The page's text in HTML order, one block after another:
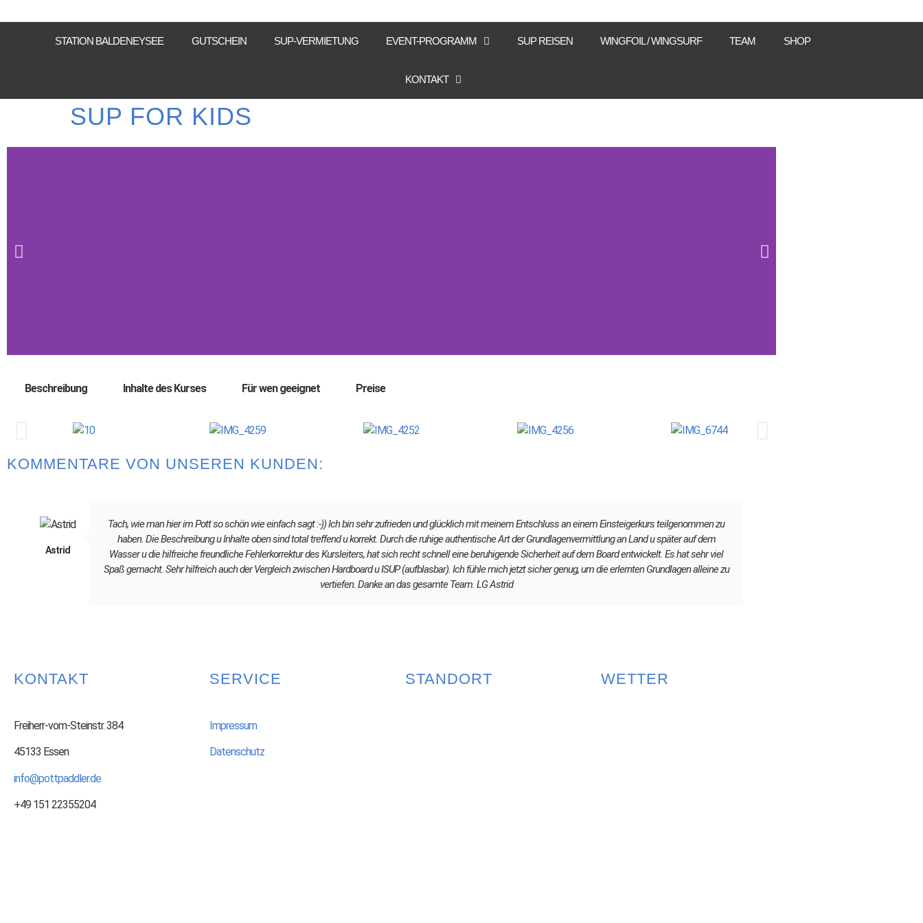
STATION BALDENEYSEE GUTSCHEIN SUP-VERMIETUNG EVENT-PROGRAMM SUP REISEN WINGFOIL / WINGSURF TEAM SHOP
KONTAKT
SUP FOR KIDS
Beschreibung Inhalte des Kurses Für wen geeignet Preise
KOMMENTARE VON UNSEREN KUNDEN:
Tach, wie man hier im Pott so schön wie einfach sagt :-)) Ich bin sehr zufrieden und glücklich mit meinem Entschluss an einem Einsteigerkurs teilgenommen zu
haben. Die Beschreibung u Inhalte oben sind total treffend u korrekt. Durch die ruhige authentische Art der Grundlagenvermittlung an Land u später auf dem
Wasser u die hilfreiche freundliche Fehlerkorrektur des Kursleiters, hat sich recht schnell eine beruhigende Sicherheit auf dem Board entwickelt. Es hat sehr viel
Spaß gemacht. Sehr hilfreich auch der Vergleich zwischen Hardboard u ISUP (aufblasbar). Ich fühle mich jetzt sicher genug, um die erlernten Grundlagen alleine zu
vertiefen. Danke an das gesamte Team. LG Astrid
Astrid
KONTAKT
Freiherr-vom-Steinstr. 384
45133 Essen
info@pottpaddler.de
+49 151 22355204
SERVICE
Impressum
Datenschutz
STANDORT WETTER